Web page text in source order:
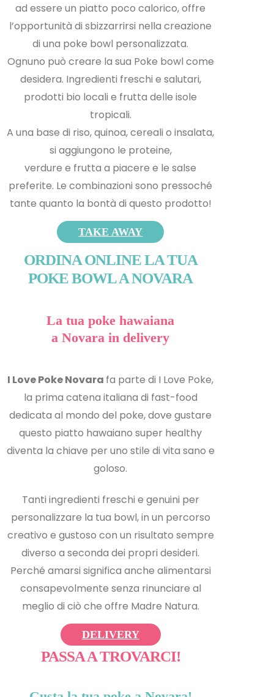
ad essere un piatto poco calorico, offre
l’opportunità di sbizzarrirsi nella creazione
di una poke bowl personalizzata.
Ognuno può creare la sua Poke bowl come
desidera. Ingredienti freschi e salutari,
prodotti bio locali e frutta delle isole
tropicali.
A una base di riso, quinoa, cereali o insalata,
si aggiungono le proteine,
verdure e frutta a piacere e le salse
preferite. Le combinazioni sono pressoché
tante quanto la bontà di questo prodotto!
TAKE AWAY
ORDINA ONLINE LA TUA
POKE BOWL A NOVARA
La tua poke hawaiana
a Novara in delivery
I Love Poke Novara fa parte di I Love Poke,
la prima catena italiana di fast-food
dedicata al mondo del poke, dove gustare
questo piatto hawaiano super healthy
diventa la chiave per uno stile di vita sano e
goloso.
Tanti ingredienti freschi e genuini per
personalizzare la tua bowl, in un percorso
creativo e gustoso con un risultato sempre
diverso a seconda dei propri desideri.
Perché amarsi significa anche alimentarsi
consapevolmente senza rinunciare al
meglio di ciò che offre Madre Natura.
DELIVERY
PASSA A TROVARCI!